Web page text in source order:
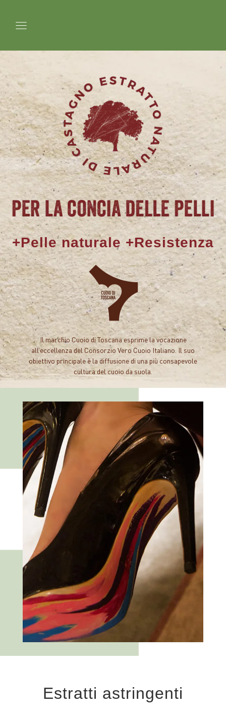
+Pelle naturale +Resistenza
Il marchio Cuoio di Toscana esprime la vocazione
all’eccellenza del Consorzio Vero Cuoio Italiano. Il suo
obiettivo principale è la diffusione di una più consapevole
cultura del cuoio da suola.
Estratti astringenti